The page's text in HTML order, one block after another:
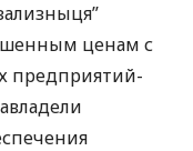
ценам с
предприятий-